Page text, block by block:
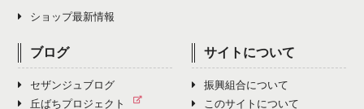
ショップ最新情報
ブログ
セザンジュブログ
丘ばちプロジェクト
サイトについて
振興組合について
このサイトについて